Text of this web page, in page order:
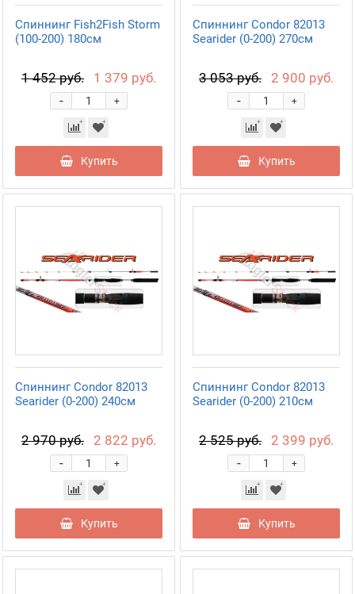
Спиннинг Fish2Fish Storm
(100-200) 180см
1 452 руб. 1 379 руб.
+
-
Купить
Спиннинг Condor 82013
Searider (0-200) 270см
3 053 руб. 2 900 руб.
+
-
Купить
Спиннинг Condor 82013
Searider (0-200) 240см
2 970 руб. 2 822 руб.
+
-
Купить
Спиннинг Condor 82013
Searider (0-200) 210см
2 525 руб. 2 399 руб.
+
-
Купить